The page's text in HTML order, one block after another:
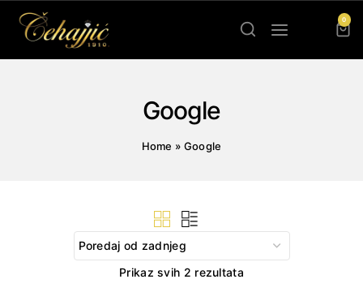
0
Google
Home » Google
Prikaz svih 2 rezultataSorted